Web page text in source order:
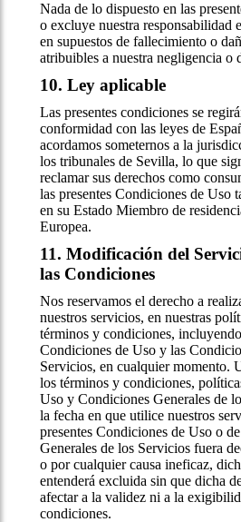
Nada de lo dispuesto en las
o excluye nuestra responsabilidad
en supuestos de fallecimiento o
atribuibles a nuestra negligencia o
10. Ley aplicable
Las presentes condiciones se
conformidad con las leyes de
acordamos someternos a la
los tribunales de Sevilla, lo que
reclamar sus derechos como
las presentes Condiciones de Uso
en su Estado Miembro de
Europea.
11. Modificación del
las Condiciones
Nos reservamos el derecho a
nuestros servicios, en nuestras
términos y condiciones,
Condiciones de Uso y las
Servicios, en cualquier momento.
los términos y condiciones,
Uso y Condiciones Generales de
la fecha en que utilice nuestros
presentes Condiciones de Uso o
Generales de los Servicios fuera
o por cualquier causa ineficaz,
entenderá excluida sin que dicha
afectar a la validez ni a la
condiciones.